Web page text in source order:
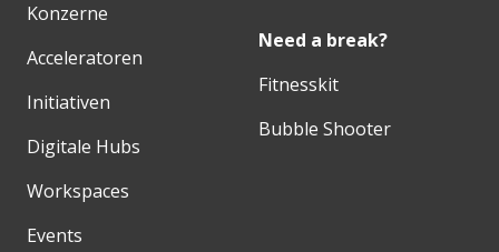
Konzerne
Acceleratoren
Initiativen
Digitale Hubs
Workspaces
Events
Need a break?
Fitnesskit
Bubble Shooter